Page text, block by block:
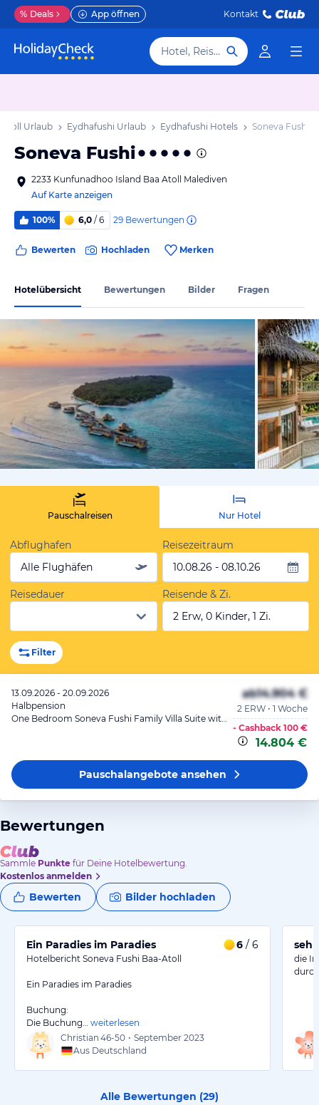
% Deals App öffnen Kontakt
Hotel, Reiseziel
Atoll Urlaub Eydhafushi Urlaub Eydhafushi Hotels Soneva Fushi
Soneva Fushi
2233 Kunfunadhoo Island Baa Atoll Malediven
Auf Karte anzeigen
100% 6,0 / 6 29 Bewertungen
Bewerten Hochladen Merken
Hotelübersicht Bewertungen Bilder Fragen
von
Pauschalreisen Nur Hotel
Abflughafen
Alle Flughäfen
Reisezeitraum
10.08.26 - 08.10.26
Reisedauer
Reisende & Zi.
2 Erw, 0 Kinder, 1 Zi.
Filter
13.09.2026 - 20.09.2026
Halbpension
One Bedroom Soneva Fushi Family Villa Suite with Pool
ab14.904 €
2 ERW • 1 Woche
- Cashback 100 €
14.804 €
Pauschalangeboteansehen
Bewertungen
Sammle Punkte für Deine Hotelbewertung.
Kostenlos anmelden
Bewerten Bilder hochladen
Ein Paradies im Paradies 6 / 6
Hotelbericht Soneva Fushi Baa-Atoll
Ein Paradies im Paradies
Buchung:
Die Buchung…
weiterlesen
Christian 46-50 • September 2023
Aus Deutschland
die
Alle Bewertungen (29)